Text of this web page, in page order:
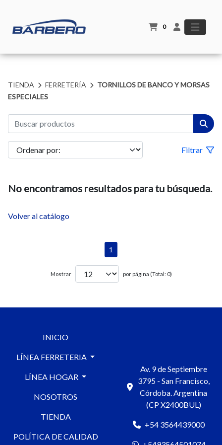
0
TIENDA FERRETERÍA
TORNILLOS DE BANCO Y MORSAS
ESPECIALES
Filtrar
No encontramos resultados para tu búsqueda.
Volver al catálogo
1
Mostrar por página (Total: 0)
INICIO
LÍNEA FERRETERIA
LÍNEA HOGAR
NOSOTROS
TIENDA
POLÍTICA DE CALIDAD
Av. 9 de Septiembre
3795 - San Francisco,
Córdoba. Argentina
(CP X2400BUL)
+54 3564439000